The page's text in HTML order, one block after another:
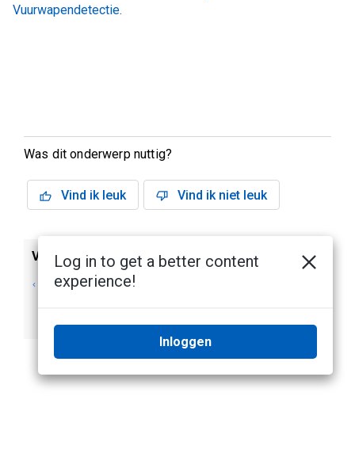
Vuurwapendetectie.
Was dit onderwerp nuttig?
Vind ik leuk Vind ik niet leuk
Vorige
Zichtbare Detectie
Volgende
Log in to get a better content
experience!
Inloggen